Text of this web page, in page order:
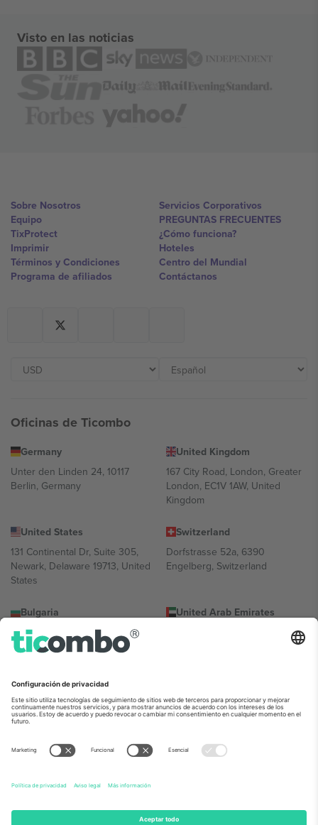
Visto en las noticias
Sobre Nosotros
Equipo
TixProtect
Imprimir
Términos y Condiciones
Programa de afiliados
Servicios Corporativos
PREGUNTAS FRECUENTES
¿Cómo funciona?
Hoteles
Centro del Mundial
Contáctanos
Oficinas de Ticombo
Germany
Unter den Linden 24, 10117
Berlin, Germany
United Kingdom
167 City Road, London, Greater
London, EC1V 1AW, United
Kingdom
United States
131 Continental Dr, Suite 305,
Newark, Delaware 19713, United
States
Switzerland
Dorfstrasse 52a, 6390
Engelberg, Switzerland
Bulgaria
Regus Sofia City West, bul
Totleben 53-55, 1606 Sofia,
United Arab Emirates
UAE Dubai Silicon Oasis, DDP
Building A1, Office 302, Dubai,
Mexico
Av Chapultepec 360, Roma
Norte, Cuauhtémoc, 06700
Ciudad de México, CDMX,
Mexico
La entidad jurídica del proveedor de la plataforma puede variar en
información, consulte la página específica del evento, el pie de